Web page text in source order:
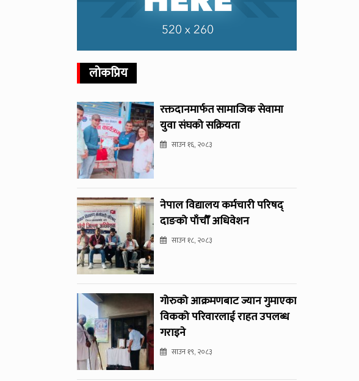
लोकप्रिय
रक्तदानमार्फत सामाजिक सेवामा
युवा संघको सक्रियता
साउन १६, २०८३
नेपाल विद्यालय कर्मचारी परिषद्
दाङको पाँचौँ अधिवेशन
साउन १८, २०८३
गोरुको आक्रमणबाट ज्यान गुमाएका
विकको परिवारलाई राहत उपलब्ध
गराइने
साउन १९, २०८३